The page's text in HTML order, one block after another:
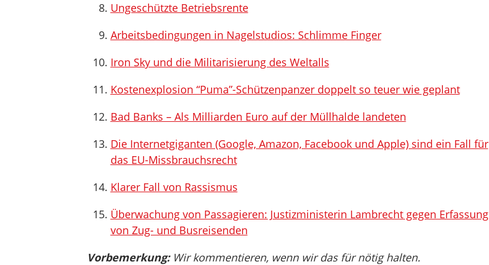
Ungeschützte Betriebsrente
Arbeitsbedingungen in Nagelstudios: Schlimme Finger
Iron Sky und die Militarisierung des Weltalls
Kostenexplosion “Puma”-Schützenpanzer doppelt so teuer wie geplant
Bad Banks – Als Milliarden Euro auf der Müllhalde landeten
Die Internetgiganten (Google, Amazon, Facebook und Apple) sind ein Fall für
das EU-Missbrauchsrecht
Klarer Fall von Rassismus
Überwachung von Passagieren: Justizministerin Lambrecht gegen Erfassung
von Zug- und Busreisenden
Vorbemerkung:Wir kommentieren, wenn wir das für nötig halten.